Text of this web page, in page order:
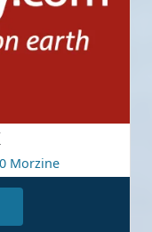
Morzine